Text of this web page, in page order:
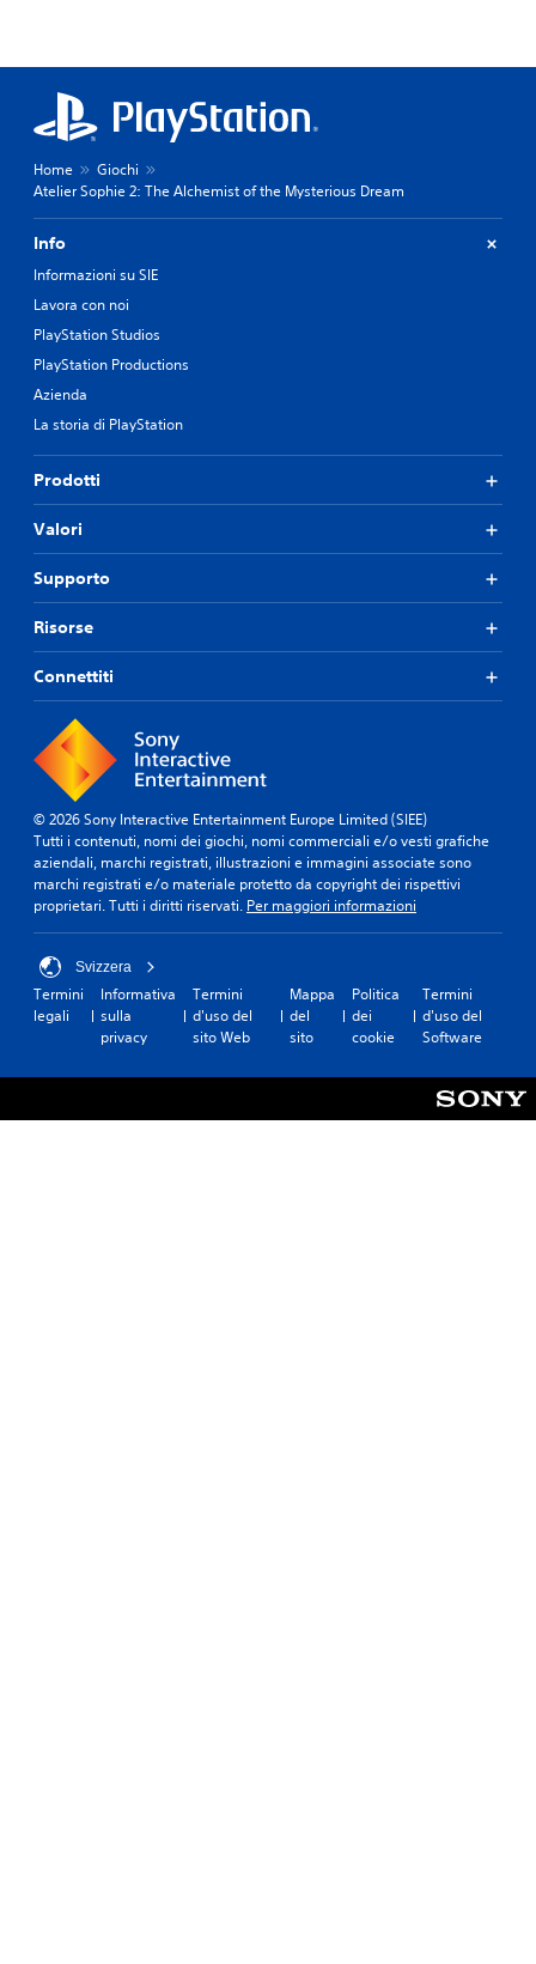
Home
Giochi
Atelier Sophie 2: The Alchemist of the Mysterious Dream
Info
Informazioni su SIE
Lavora con noi
PlayStation Studios
PlayStation Productions
Azienda
La storia di PlayStation
Prodotti
Valori
Supporto
Risorse
Connettiti
© 2026 Sony Interactive Entertainment Europe Limited (SIEE)
Tutti i contenuti, nomi dei giochi, nomi commerciali e/o vesti grafiche
aziendali, marchi registrati, illustrazioni e immagini associate sono
marchi registrati e/o materiale protetto da copyright dei rispettivi
proprietari. Tutti i diritti riservati. Per maggiori informazioni
Svizzera
Termini
legali
Informativa
sulla
privacy
Termini
d'uso del
sito Web
Mappa
del
sito
Politica
dei
cookie
Termini
d'uso del
Software